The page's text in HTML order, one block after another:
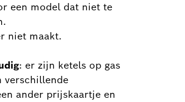
een model dat niet te
niet maakt.
: er zijn ketels op gas
verschillende
ander prijskaartje en